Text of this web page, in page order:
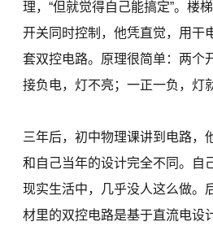
理，“但就觉得自己能搞定”。楼
开关同时控制，他凭直觉，用干
套双控电路。原理很简单：两个
接负电，灯不亮；一正一负，灯
三年后，初中物理课讲到电路，
和自己当年的设计完全不同。自
现实生活中，几乎没人这么做。
材里的双控电路是基于直流电设